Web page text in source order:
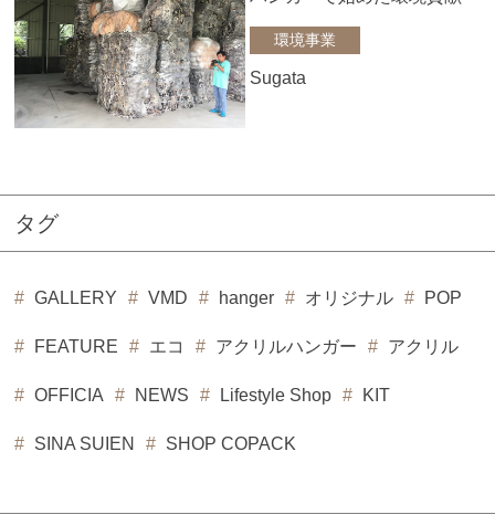
環境事業
Sugata
タグ
GALLERY VMD hanger オリジナル POP
FEATURE エコ アクリルハンガー アクリル
OFFICIA NEWS Lifestyle Shop KIT
SINA SUIEN SHOP COPACK